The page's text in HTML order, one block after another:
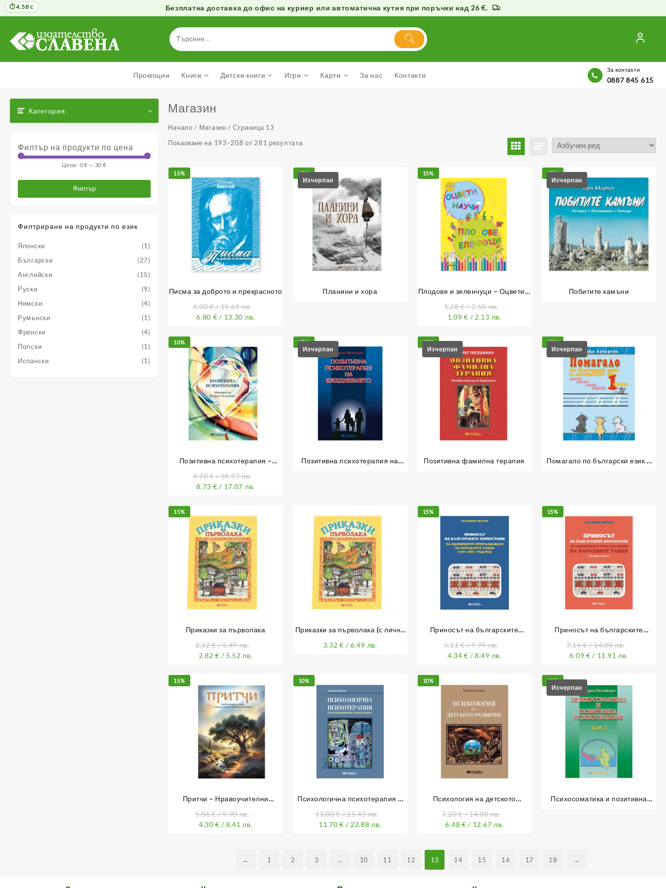
Безплатна доставка до офис на куриер или автоматична кутия при поръчки над 26 €.
съдържанието
Промоции Книги Детски книги Игри Карти За нас Контакти
За контакти
0887 845 615
Категория
Филтър на продукти по цена
Минимална
Максимална
Филтър
Цена: 0 € — 30 €
Филтриране на продукти по език
Японски
(1)
Български
(27)
Английски
(15)
Руски
(9)
Немски
(4)
Румънски
(1)
Френски
(4)
Полски
(1)
Испански
(1)
Магазин
Начало / Магазин / Страница 13
Показване на 193–208 от 281 резултата
15%
Писма за доброто и прекрасното
8.00€/ 15.65 лв.
6.80 € / 13.30 лв.
15%
Планини и хора
15%
Плодове и зеленчуци – Оцвети и
1.28€/ 2.50 лв.
1.09€ / 2.13 лв.
15%
Побитите камъни
10%
Позитивна психотерапия –
9.70€/ 18.97 лв.
8.73 € / 17.07 лв.
10%
Позитивна психотерапия на
10%
Позитивна фамилна терапия
15%
Помагало по български език и
15%
Приказки за първолака
3.32€/ 6.49 лв.
2.82€ / 5.52 лв.
Приказки за първолака (с лично
3.32€ / 6.49 лв.
15%
Приносът на българските
пресъздаване на нар. танци
1951-2001
5.11€/ 9.99 лв.
4.34€ / 8.49 лв.
15%
Приносът на българските
пресъздаване на народните
танци (втора част)
7.16€/ 14.00 лв.
6.09 € / 11.91 лв.
15%
Притчи – Нравоучителни
да се открие
5.06€/ 9.90 лв.
4.30€ / 8.41 лв.
10%
Психологична психотерапия –
13.00€/ 25.43 лв.
11.70€ / 22.88 лв.
10%
Психология на детското
7.20€/ 14.08 лв.
6.48 € / 12.67 лв.
10%
Психосоматика и позитивна
← 1 2 3 … 10 11 12 13 14 15 16 17 18 →
4.58 с